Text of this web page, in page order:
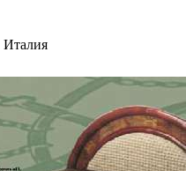
Италия